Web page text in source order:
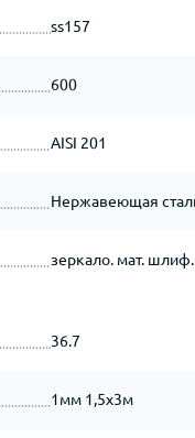
ss157
600
AISI 201
Нержавеющая
зеркало. мат. шлиф.
36.7
1мм 1,5х3м